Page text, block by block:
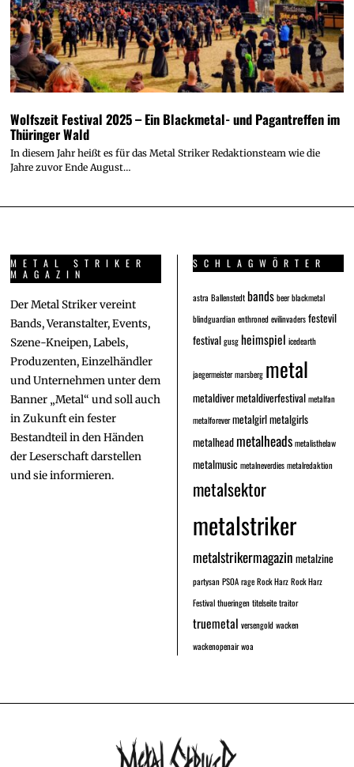
Wolfszeit Festival 2025 – Ein Blackmetal- und Pagantreffen im
Thüringer Wald
In diesem Jahr heißt es für das Metal Striker Redaktionsteam wie die
Jahre zuvor Ende August…
METAL STRIKER
MAGAZIN
Der Metal Striker vereint
Bands, Veranstalter, Events,
Szene-Kneipen, Labels,
Produzenten, Einzelhändler
und Unternehmen unter dem
Banner „Metal“ und soll auch
in Zukunft ein fester
Bestandteil in den Händen
der Leserschaft darstellen
und sie informieren.
SCHLAGWÖRTER
astra Ballenstedtbandsbeerblackmetal
blindguardianenthronedevilinvadersfestevil
festivalgusgheimspiel icedearth
jaegermeistermarsberg metal
metaldivermetaldiverfestivalmetalfan
metalforevermetalgirlmetalgirls
metalhead metalheadsmetalisthelaw
metalmusic metalneverdiesmetalredaktion
metalsektor
metalstriker
metalstrikermagazin metalzine
partysanPSOArageRock HarzRock Harz
Festivalthueringentitelseitetraitor
truemetal versengoldwacken
wackenopenairwoa